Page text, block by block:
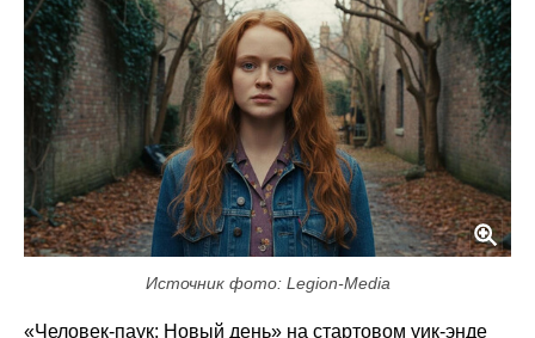
Источник фото: Legion-Media
«Человек-паук: Новый день» на стартовом уик-энде